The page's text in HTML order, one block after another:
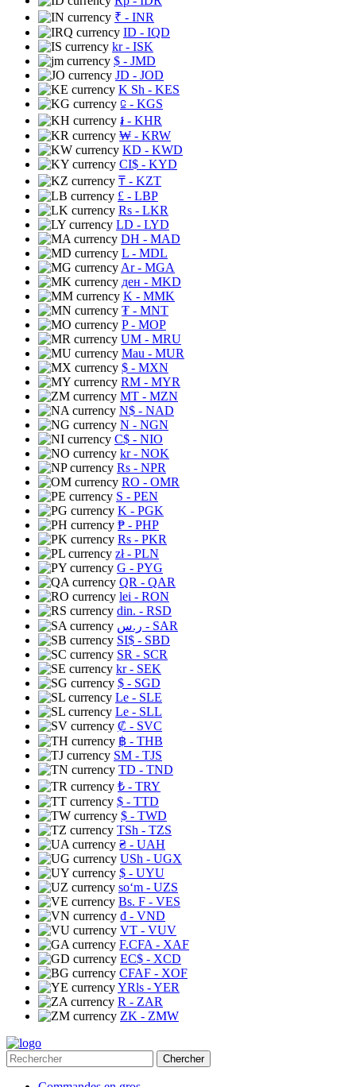
₹ - INR
ID - IQD
kr- ISK
$ - JMD
JD - JOD
K Sh - KES
⃀ - KGS
៛ - KHR
₩ - KRW
KD - KWD
CI$ - KYD
₸ - KZT
£ - LBP
Rs - LKR
LD - LYD
DH - MAD
L - MDL
Ar- MGA
ден - MKD
K - MMK
₮ - MNT
P- MOP
UM - MRU
Mau - MUR
$ - MXN
RM - MYR
MT - MZN
N$ - NAD
N - NGN
C$ - NIO
kr- NOK
Rs - NPR
RO - OMR
S - PEN
K - PGK
₱ - PHP
Rs - PKR
zł- PLN
G - PYG
QR - QAR
lei - RON
din. - RSD
ر.س - SAR
SI$ - SBD
SR - SCR
kr- SEK
$ - SGD
Le - SLE
Le - SLL
₡ - SVC
฿ - THB
ЅМ - TJS
TD - TND
₺ - TRY
$ - TTD
$ - TWD
TSh - TZS
₴ - UAH
USh - UGX
$ - UYU
soʻm - UZS
Bs. F - VES
₫ - VND
VT - VUV
F.CFA - XAF
EC$ - XCD
CFAF - XOF
YRls - YER
R - ZAR
ZK - ZMW
Chercher